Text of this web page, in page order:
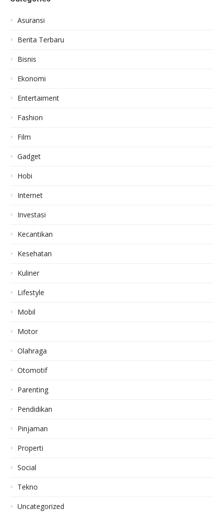
Asuransi
Berita Terbaru
Bisnis
Ekonomi
Entertaiment
Fashion
Film
Gadget
Hobi
Internet
Investasi
Kecantikan
Kesehatan
Kuliner
Lifestyle
Mobil
Motor
Olahraga
Otomotif
Parenting
Pendidikan
Pinjaman
Properti
Social
Tekno
Uncategorized